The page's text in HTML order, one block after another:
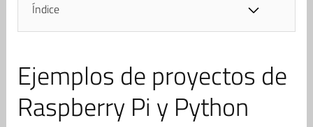
Índice
Ejemplos de proyectos de
Raspberry Pi y Python